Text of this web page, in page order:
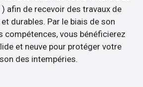
afin de recevoir des travaux de
durables. Par le biais de son
compétences, vous bénéficierez
et neuve pour protéger votre
des intempéries.